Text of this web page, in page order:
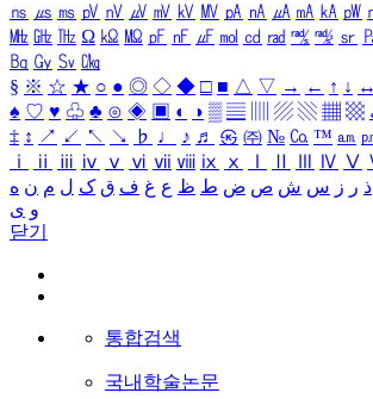
㎱ ㎲ ㎳ ㎴ ㎵ ㎶ ㎷ ㎸ ㎹ ㎀ ㎁ ㎂ ㎃ ㎄ ㎺
㎒ ㎓ ㎔ Ω ㏀ ㏁ ㎊ ㎋ ㎌ ㏖ ㏅ ㎭ ㎮ ㎯ ㏛
㏃ ㏉ ㏜ ㏆
§ ※ ☆ ★ ○ ● ◎ ◇ ◆ □ ■ △ ▽ → ← ↑ ↓ ↔
♠ ♡ ♥ ♧ ♣ ⊙ ◈ ▣ ◐ ◑ ▒ ▤ ▨ ▧ ▦ ▩
‡ ↕ ↗ ↙ ↖ ↘ ♭ ♩ ♪ ♬ ㉿ ㈜ № ㏇ ™ ㏂
ⅰ
ⅱ ⅲ ⅳ ⅴ ⅵ ⅶ ⅷ ⅸ ⅹ Ⅳ Ⅴ
ذ ر ز س ش ص ض ط ظ ع غ ف ق ک ل م ن ه
و ی
닫기
통합검색
국내학술논문